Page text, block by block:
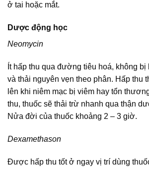
ở tai hoặc mắt.
Dược động học
Neomycin
Ít hấp thu qua đường tiêu hoá, không
và thải nguyên vẹn theo phân. Hấp thu
lên khi niêm mạc bị viêm hay tổn
thu, thuốc sẽ thải trừ nhanh qua thận
Nửa đời của thuốc khoảng 2 – 3 giờ.
Dexamethason
Được hấp thu tốt ở ngay vị trí dùng